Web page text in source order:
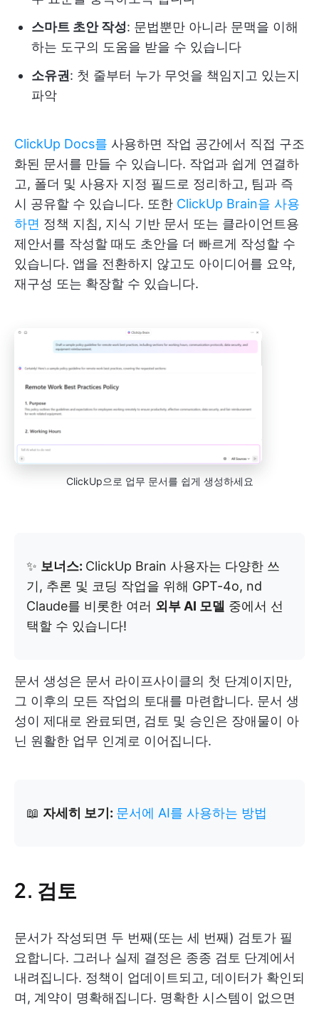
스마트 초안 작성: 문법뿐만 아니라 문맥을 이해
하는 도구의 도움을 받을 수 있습니다
소유권 : 첫 줄부터 누가 무엇을 책임지고 있는지
파악
ClickUp Docs를 사용하면 작업 공간에서 직접 구조
화된 문서를 만들 수 있습니다. 작업과 쉽게 연결하
고, 폴더 및 사용자 지정 필드로 정리하고, 팀과 즉
시 공유할 수 있습니다. 또한 ClickUp Brain을 사용
하면 정책 지침, 지식 기반 문서 또는 클라이언트용
제안서를 작성할 때도 초안을 더 빠르게 작성할 수
있습니다. 앱을 전환하지 않고도 아이디어를 요약,
재구성 또는 확장할 수 있습니다.
ClickUp으로 업무 문서를 쉽게 생성하세요
✨ 보너스: ClickUp Brain 사용자는 다양한 쓰
기, 추론 및 코딩 작업을 위해 GPT-4o, nd
Claude를 비롯한 여러 외부 AI 모델 중에서 선
택할 수 있습니다!
문서 생성은 문서 라이프사이클의 첫 단계이지만,
그 이후의 모든 작업의 토대를 마련합니다. 문서 생
성이 제대로 완료되면, 검토 및 승인은 장애물이 아
닌 원활한 업무 인계로 이어집니다.
📖 자세히 보기: 문서에 AI를 사용하는 방법
2. 검토
문서가 작성되면 두 번째(또는 세 번째) 검토가 필
요합니다. 그러나 실제 결정은 종종 검토 단계에서
내려집니다. 정책이 업데이트되고, 데이터가 확인되
며, 계약이 명확해집니다. 명확한 시스템이 없으면